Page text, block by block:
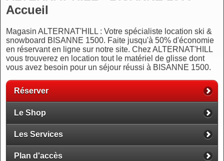
Accueil
Magasin ALTERNAT'HILL : Votre spécialiste location ski &
snowboard BISANNE 1500. Faite jusqu'à 50% d'économie
en réservant en ligne sur notre site. Chez ALTERNAT'HILL
vous trouverez en location tout le matériel de glisse dont
vous avez besoin pour un séjour réussi à BISANNE 1500.
Réserver
Le Shop
Les Services
Plan d'accès